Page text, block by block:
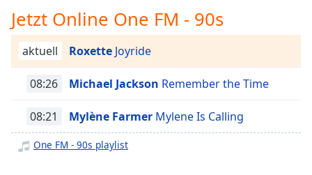
selected
Audio
Track
Picture-
Picture
Fullscreen
This
Jetzt Online One FM - 90s
aktuell Roxette Joyride
08:26 Michael Jackson Remember the Time
08:21 Mylène Farmer Mylene Is Calling
One FM - 90s playlist